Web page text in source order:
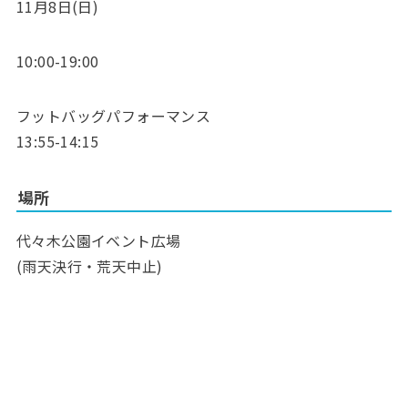
11月8日(日)
10:00-19:00
フットバッグパフォーマンス
13:55-14:15
場所
代々木公園イベント広場
(雨天決行・荒天中止)